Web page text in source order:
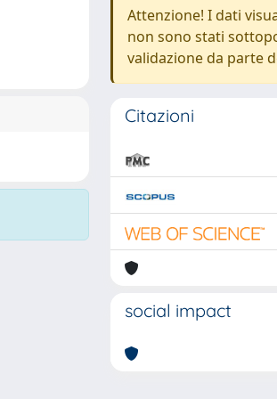
Attenzione! I dati
non sono stati
validazione da parte
Citazioni
social impact